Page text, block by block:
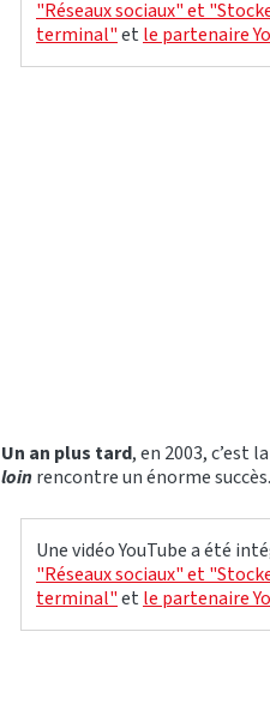
"Réseaux sociaux" et
terminal"et le partenaire
Un an plus tard, en 2003, c’est
loin rencontre un énorme succès.
Une vidéo YouTube a été
"Réseaux sociaux" et
terminal"et le partenaire